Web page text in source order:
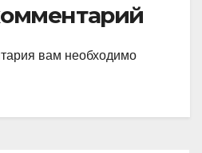
вам необходимо